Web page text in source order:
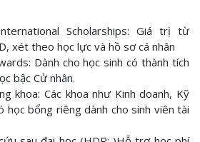
International Scholarships: Giá trị từ
xét theo học lực và hồ sơ cá nhân
Dành cho học sinh có thành tích
bậc Cử nhân.
khoa: Các khoa như Kinh doanh, Kỹ
học bổng riêng dành cho sinh viên tài